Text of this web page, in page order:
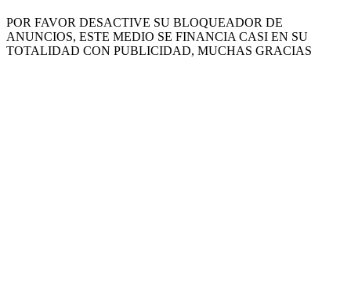
POR FAVOR DESACTIVE SU BLOQUEADOR DE
ANUNCIOS, ESTE MEDIO SE FINANCIA CASI EN SU
TOTALIDAD CON PUBLICIDAD, MUCHAS GRACIAS